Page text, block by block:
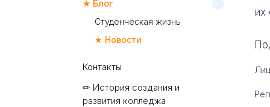
★ Блог
Студенческая жизнь
★ Новости
Контакты
✏ История создания и
развития колледжа
их